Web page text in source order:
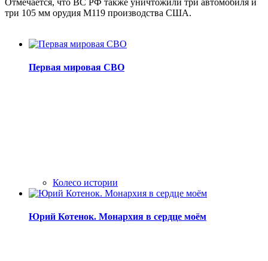
три 105 мм орудия М119 производства США.
Первая мировая СВО
Колесо истории
Юрий Котенок. Монархия в сердце моём